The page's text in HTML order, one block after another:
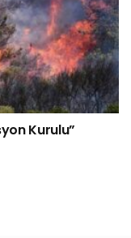
Kurulu”